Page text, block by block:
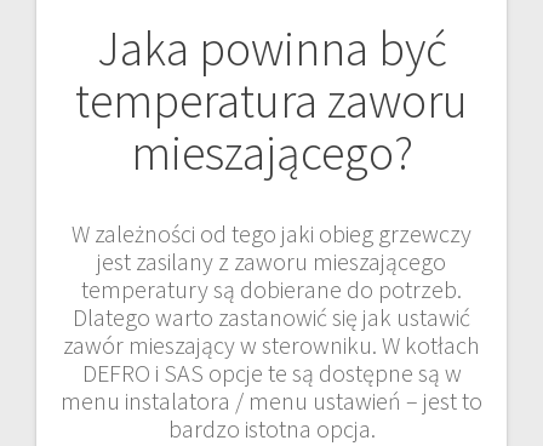
Jaka powinna być
temperatura zaworu
mieszającego?
W zależności od tego jaki obieg grzewczy
jest zasilany z zaworu mieszającego
temperatury są dobierane do potrzeb.
Dlatego warto zastanowić się jak ustawić
zawór mieszający w sterowniku. W kotłach
DEFRO i SAS opcje te są dostępne są w
menu instalatora / menu ustawień – jest to
bardzo istotna opcja.